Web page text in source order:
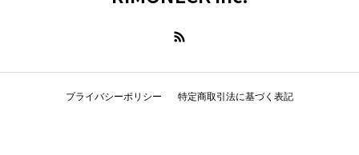
プライバシーポリシー 特定商取引法に基づく表記